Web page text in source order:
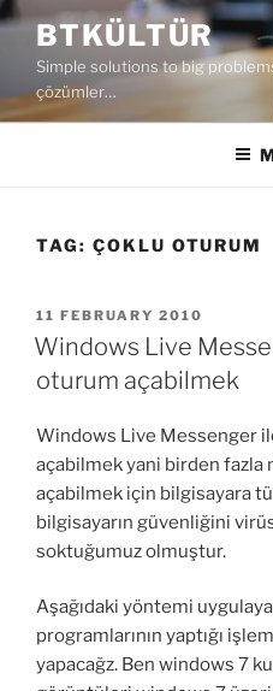
Skip
content
BTKÜLTÜR
Simple solutions to big
çözümler…
TAG: ÇOKLU OTURUM
POSTED
ON
11 FEBRUARY 2010
Windows Live
oturum açabilmek
Windows Live Messenger
açabilmek yani birden fazla
açabilmek için bilgisayara
bilgisayarın güvenliğini
soktuğumuz olmuştur.
Aşağıdaki yöntemi
programlarının yaptığı
yapacağz. Ben windows 7